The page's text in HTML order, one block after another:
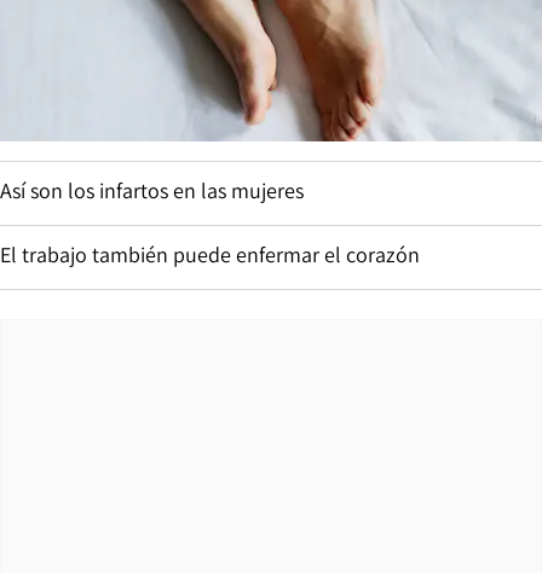
Así son los infartos en las mujeres
El trabajo también puede enfermar el corazón